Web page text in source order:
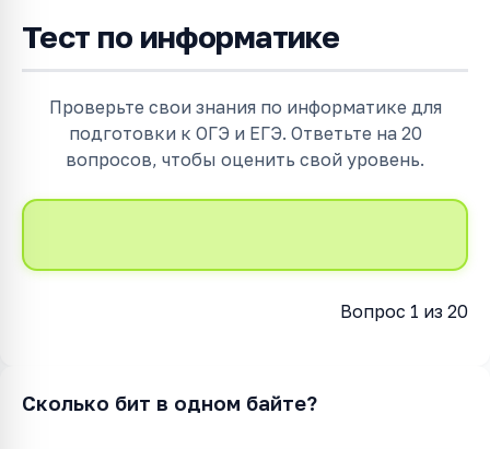
Тест по информатике
Проверьте свои знания по информатике для
подготовки к ОГЭ и ЕГЭ. Ответьте на 20
вопросов, чтобы оценить свой уровень.
Вопрос 1 из 20
Сколько бит в одном байте?